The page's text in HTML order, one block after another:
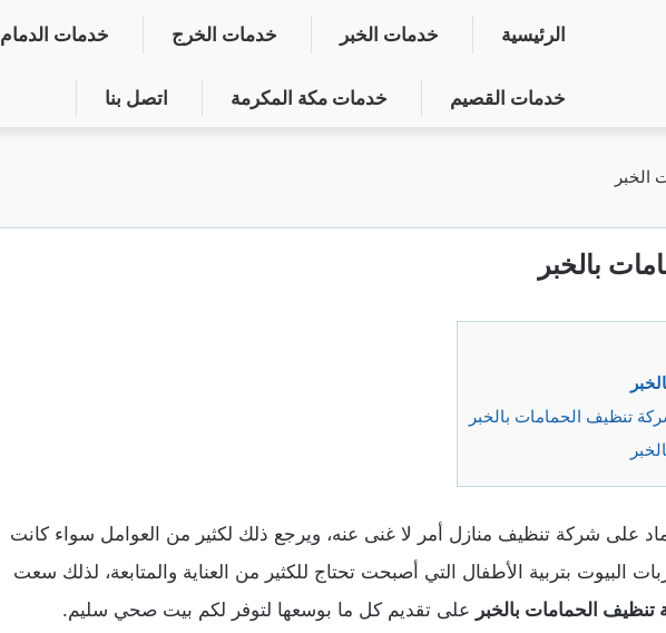
الرئيسية خدمات الخبر خدمات الخرج خدمات الدمام
خدمات القصيم خدمات مكة المكرمة اتصل بنا
الخبر
بالخبر
تنظيف الحمامات بالخبر
على شركة تنظيف منازل أمر لا غنى عنه، ويرجع ذلك لكثير من العوامل سواء كانت
البيوت بتربية الأطفال التي أصبحت تحتاج للكثير من العناية والمتابعة، لذلك سعت
الحمامات بالخبر على تقديم كل ما بوسعها لتوفر لكم بيت صحي سليم.